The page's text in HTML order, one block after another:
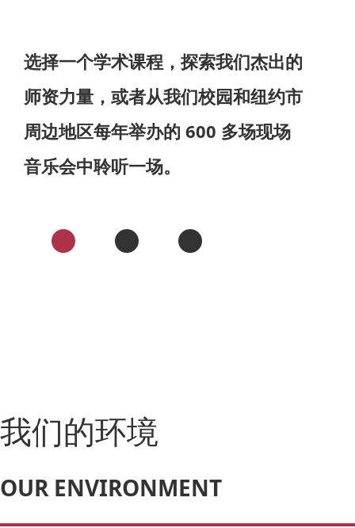
选择一个学术课程，探索我们杰出的
师资力量，或者从我们校园和纽约市
周边地区每年举办的 600 多场现场
音乐会中聆听一场。
我们的环境
OUR ENVIRONMENT